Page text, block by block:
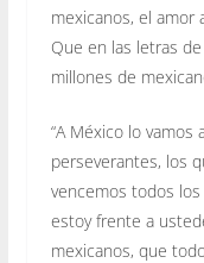
mexicanos, el amor
Que en las letras
millones de
“A México lo vamos
perseverantes, los
vencemos todos los
estoy frente a
mexicanos, que